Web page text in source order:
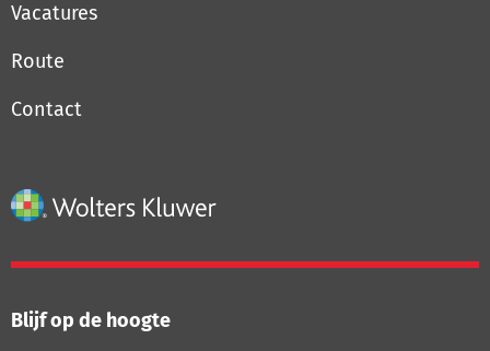
Vacatures
Route
Contact
Blijf op de hoogte